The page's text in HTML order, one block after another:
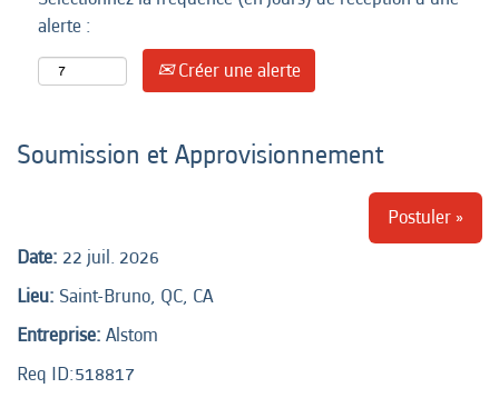
alerte :
Créer une alerte
Soumission et Approvisionnement
Postuler »
Date: 22 juil. 2026
Lieu: Saint-Bruno, QC, CA
Entreprise: Alstom
Req ID:518817